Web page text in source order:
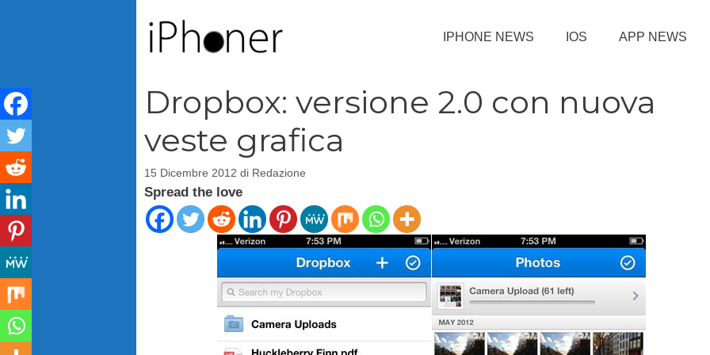
IPHONE NEWS IOS APP NEWS
Dropbox: versione 2.0 con nuova
veste grafica
15 Dicembre 2012 di Redazione
Spread the love